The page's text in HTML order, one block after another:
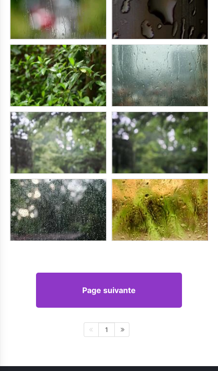
Page suivante
1